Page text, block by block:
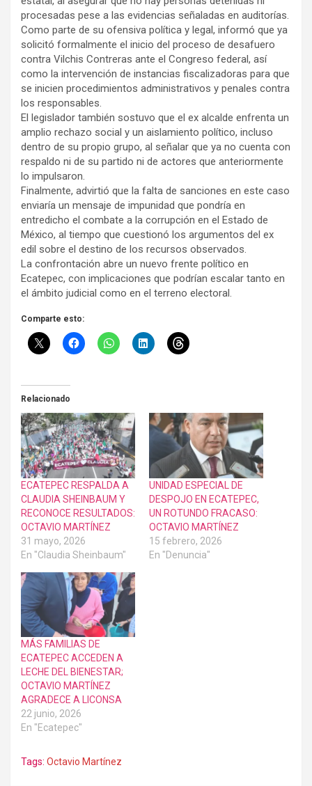
procesadas pese a las evidencias señaladas en auditorías.
Como parte de su ofensiva política y legal, informó que ya
solicitó formalmente el inicio del proceso de desafuero
contra Vilchis Contreras ante el Congreso federal, así
como la intervención de instancias fiscalizadoras para que
se inicien procedimientos administrativos y penales contra
los responsables.
El legislador también sostuvo que el ex alcalde enfrenta un
amplio rechazo social y un aislamiento político, incluso
dentro de su propio grupo, al señalar que ya no cuenta con
respaldo ni de su partido ni de actores que anteriormente
lo impulsaron.
Finalmente, advirtió que la falta de sanciones en este caso
enviaría un mensaje de impunidad que pondría en
entredicho el combate a la corrupción en el Estado de
México, al tiempo que cuestionó los argumentos del ex
edil sobre el destino de los recursos observados.
La confrontación abre un nuevo frente político en
Ecatepec, con implicaciones que podrían escalar tanto en
el ámbito judicial como en el terreno electoral.
Comparte esto:
Relacionado
ECATEPEC RESPALDA A
CLAUDIA SHEINBAUM Y
RECONOCE RESULTADOS:
OCTAVIO MARTÍNEZ
31 mayo, 2026
En "Claudia Sheinbaum"
UNIDAD ESPECIAL DE
DESPOJO EN ECATEPEC,
UN ROTUNDO FRACASO:
OCTAVIO MARTÍNEZ
15 febrero, 2026
En "Denuncia"
MÁS FAMILIAS DE
ECATEPEC ACCEDEN A
LECHE DEL BIENESTAR;
OCTAVIO MARTÍNEZ
AGRADECE A LICONSA
22 junio, 2026
En "Ecatepec"
Tags: Octavio Martínez